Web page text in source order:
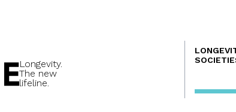
Longevity.
The new
lifeline.
Navegación
principal